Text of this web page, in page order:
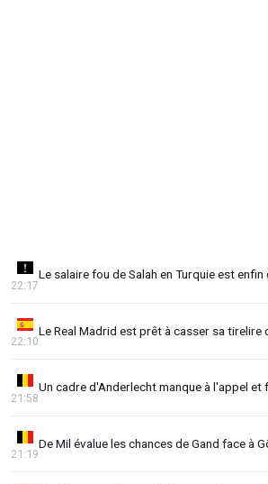
Le salaire fou de Salah en Turquie est enfin
22:17
Le Real Madrid est prêt à casser sa tirelire
22:10
Un cadre d'Anderlecht manque à l'appel et
21:58
De Mil évalue les chances de Gand face à
21:19